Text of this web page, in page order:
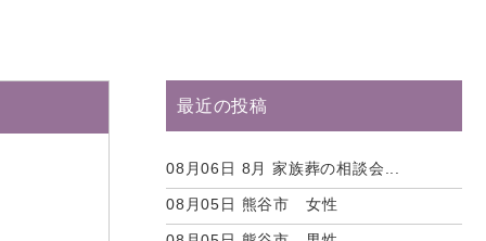
最近の投稿
08月06日 8月 家族葬の相談会...
08月05日 熊谷市 女性